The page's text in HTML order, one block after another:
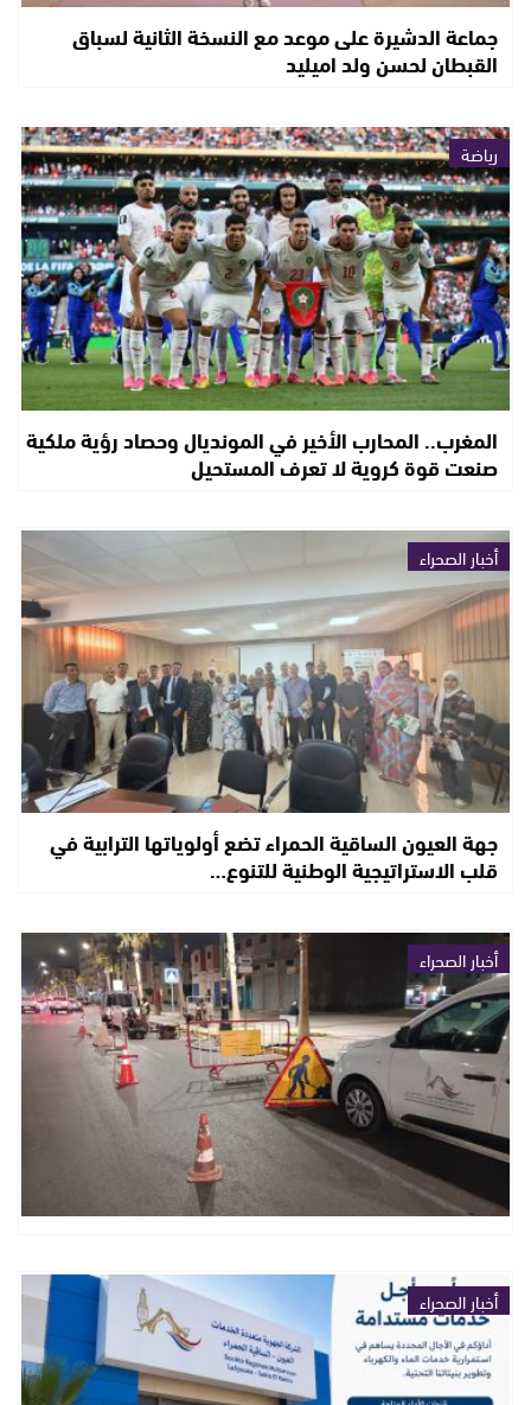
جماعة الدشيرة على موعد مع النسخة الثانية لسباق
القبطان لحسن ولد اميليد
رياضة
المغرب.. المحارب الأخير في المونديال وحصاد رؤية ملكية
صنعت قوة كروية لا تعرف المستحيل
أخبار الصحراء
جهة العيون الساقية الحمراء تضع أولوياتها الترابية في
قلب الاستراتيجية الوطنية للتنوع…
أخبار الصحراء
أخبار الصحراء